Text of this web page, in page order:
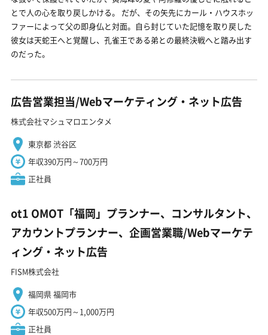
とで人の心を取り戻しかける。 だが、その矢先にカール・ハウスホッ
ファーによって父の即身仏と対面。自ら封じていた記憶を取り戻した
彼女は天蛇王へと覚醒し、孔雀王である弟との最終決戦へと踏み出す
のだった。
広告営業担当/Webマーケティング・ネット広告
株式会社マシュマロエンタメ
東京都 渋谷区
年収390万円～700万円
正社員
ot1 OMOT「福岡」プランナー、コンサルタント、
アカウントプランナー、企画営業職/Webマーケテ
ィング・ネット広告
FISM株式会社
福岡県 福岡市
年収500万円～1,000万円
正社員